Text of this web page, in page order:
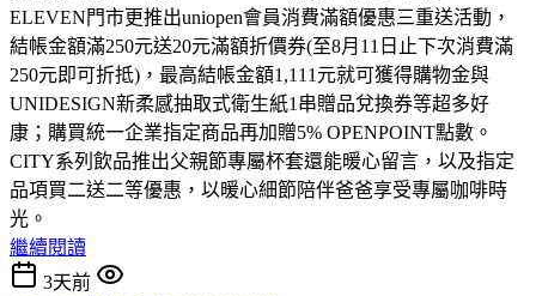
ELEVEN門市更推出uniopen會員消費滿額優惠三重送活動，
結帳金額滿250元送20元滿額折價券(至8月11日止下次消費滿
250元即可折抵)，最高結帳金額1,111元就可獲得購物金與
UNIDESIGN新柔感抽取式衛生紙1串贈品兌換券等超多好
康；購買統一企業指定商品再加贈5% OPENPOINT點數。
CITY系列飲品推出父親節專屬杯套還能暖心留言，以及指定
品項買二送二等優惠，以暖心細節陪伴爸爸享受專屬咖啡時
光。
繼續閱讀
3天前